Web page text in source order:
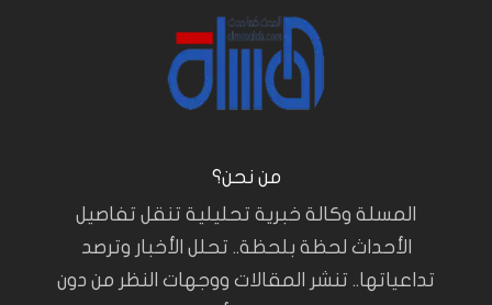
من نحن؟
المسلة وكالة خبرية تحليلية تنقل تفاصيل
الأحداث لحظة بلحظة.. تحلل الأخبار وترصد
تداعياتها.. تنشر المقالات ووجهات النظر من دون